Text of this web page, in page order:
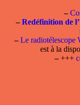
–
– Redéfinition de
– Le radiotélescope
est à la
–+++